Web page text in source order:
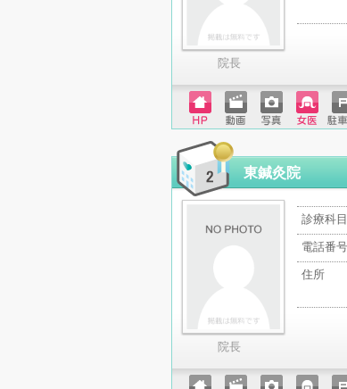
院長
ホーム
ページ
動画 写真 女医 駐
東鍼灸院
院長
診療科目
電話番号
住所